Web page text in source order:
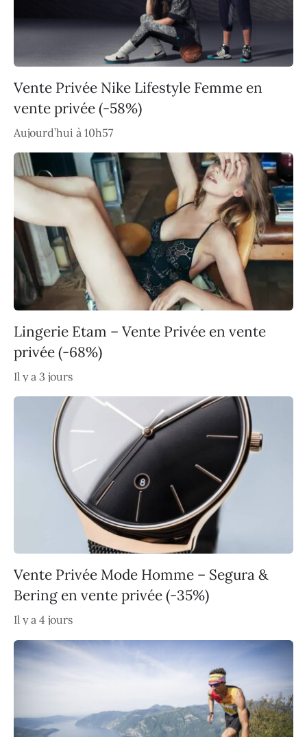
Vente Privée Nike Lifestyle Femme en
vente privée (-58%)
Aujourd’hui à 10h57
Lingerie Etam – Vente Privée en vente
privée (-68%)
Il y a 3 jours
Vente Privée Mode Homme – Segura &
Bering en vente privée (-35%)
Il y a 4 jours